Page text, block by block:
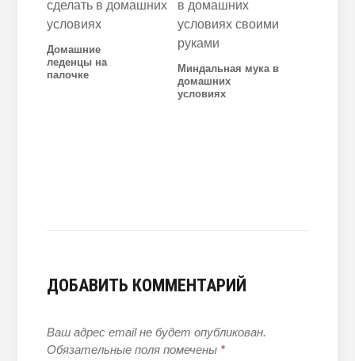
Домашние
леденцы на
палочке
Миндальная мука в
домашних
условиях
ДОБАВИТЬ КОММЕНТАРИЙ
Ваш адрес email не будет опубликован.
Обязательные поля помечены *